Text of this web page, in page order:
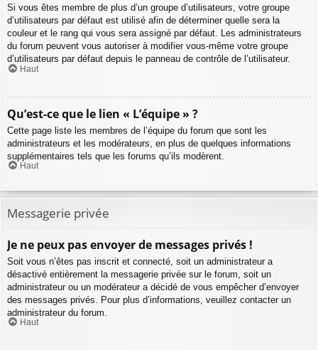
Si vous êtes membre de plus d’un groupe d’utilisateurs, votre groupe
d’utilisateurs par défaut est utilisé afin de déterminer quelle sera la
couleur et le rang qui vous sera assigné par défaut. Les administrateurs
du forum peuvent vous autoriser à modifier vous-même votre groupe
d’utilisateurs par défaut depuis le panneau de contrôle de l’utilisateur.
Haut
Qu’est-ce que le lien « L’équipe » ?
Cette page liste les membres de l’équipe du forum que sont les
administrateurs et les modérateurs, en plus de quelques informations
supplémentaires tels que les forums qu’ils modèrent.
Haut
Messagerie privée
Je ne peux pas envoyer de messages privés !
Soit vous n’êtes pas inscrit et connecté, soit un administrateur a
désactivé entièrement la messagerie privée sur le forum, soit un
administrateur ou un modérateur a décidé de vous empêcher d’envoyer
des messages privés. Pour plus d’informations, veuillez contacter un
administrateur du forum.
Haut